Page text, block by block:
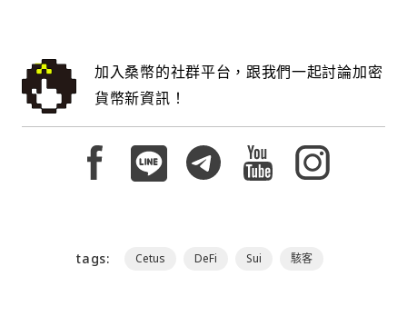
加入桑幣的社群平台，跟我們一起討論加密
貨幣新資訊！
tags: Cetus DeFi Sui 駭客